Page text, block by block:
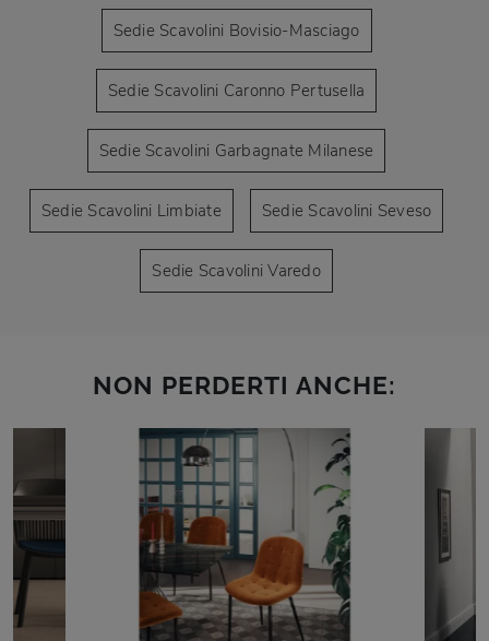
Sedie Scavolini Bovisio-Masciago
Sedie Scavolini Caronno Pertusella
Sedie Scavolini Garbagnate Milanese
Sedie Scavolini Limbiate Sedie Scavolini Seveso
Sedie Scavolini Varedo
NON PERDERTI ANCHE: